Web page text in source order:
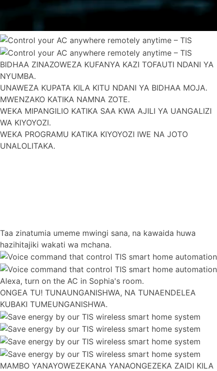
BIDHAA ZINAZOWEZA KUFANYA KAZI TOFAUTI NDANI YA
NYUMBA.
UNAWEZA KUPATA KILA KITU NDANI YA BIDHAA MOJA.
MWENZAKO KATIKA NAMNA ZOTE.
WEKA MIPANGILIO KATIKA SAA KWA AJILI YA UANGALIZI
WA KIYOYOZI.
WEKA PROGRAMU KATIKA KIYOYOZI IWE NA JOTO
UNALOLITAKA.
Taa zinatumia umeme mwingi sana, na kawaida huwa
hazihitajiki wakati wa mchana.
Alexa, turn on the AC in Sophia's room.
ONGEA TU! TUNAUNGANISHWA, NA TUNAENDELEA
KUBAKI TUMEUNGANISHWA.
MAMBO YANAYOWEZEKANA YANAONGEZEKA ZAIDI KILA